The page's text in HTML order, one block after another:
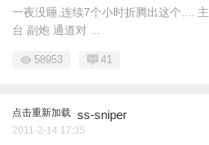
一夜没睡,连续7个小时折腾出这个....
台 副炮 通道对 ...
58953 41
点击重新加载 ss-sniper
2011-2-14 17:35